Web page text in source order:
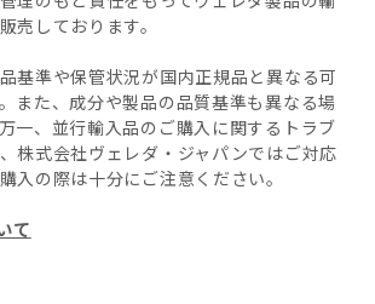
売しております。
基準や保管状況が国内正規品と異なる可
また、成分や製品の品質基準も異なる場
一、並行輸入品のご購入に関するトラブ
株式会社ヴェレダ・ジャパンではご対応
入の際は十分にご注意ください。
て